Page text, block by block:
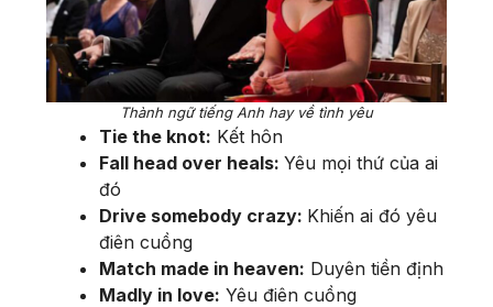
Thành ngữ tiếng Anh hay về tình yêu
Tie the knot: Kết hôn
Fall head over heals: Yêu mọi thứ của ai
đó
Drive somebody crazy: Khiến ai đó yêu
điên cuồng
Match made in heaven: Duyên tiền định
Madly in love: Yêu điên cuồng